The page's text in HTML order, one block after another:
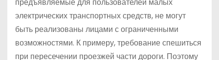
предъявляемые для пользователей малых
электрических транспортных средств, не могут
быть реализованы лицами с ограниченными
возможностями. К примеру, требование спешиться
при пересечении проезжей части дороги. Поэтому